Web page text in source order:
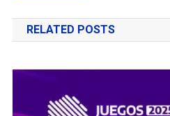
de
entradas
RELATED POSTS